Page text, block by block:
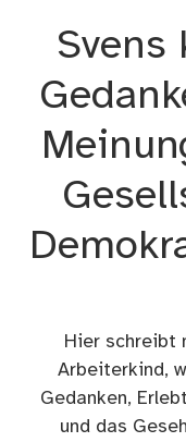
Svens
Hier schreibt
Arbeiterkind,
Gedanken,
und das